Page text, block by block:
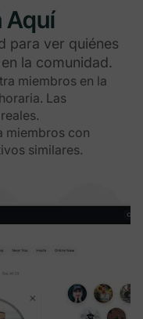
Aquí
para ver quiénes
la comunidad.
miembros en la
Las
miembros con
similares.